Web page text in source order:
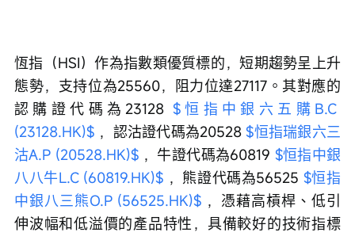
恆指（HSI）作為指數類優質標的，短期趨勢呈上升
態勢，支持位為25560，阻力位達27117。其對應的
認購證代碼為23128 $恒指中銀六五購B.C
(23128.HK)$ ，認沽證代碼為20528 $恒指瑞銀六三
沽A.P (20528.HK)$ ，牛證代碼為60819 $恒指中銀
八八牛L.C (60819.HK)$ ，熊證代碼為56525 $恒指
中銀八三熊O.P (56525.HK)$ ，憑藉高槓桿、低引
伸波幅和低溢價的產品特性，具備較好的技術指標